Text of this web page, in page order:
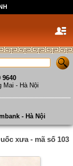
9640
Mai - Hà Nội
- Hà Nội
xưa - mã số 103